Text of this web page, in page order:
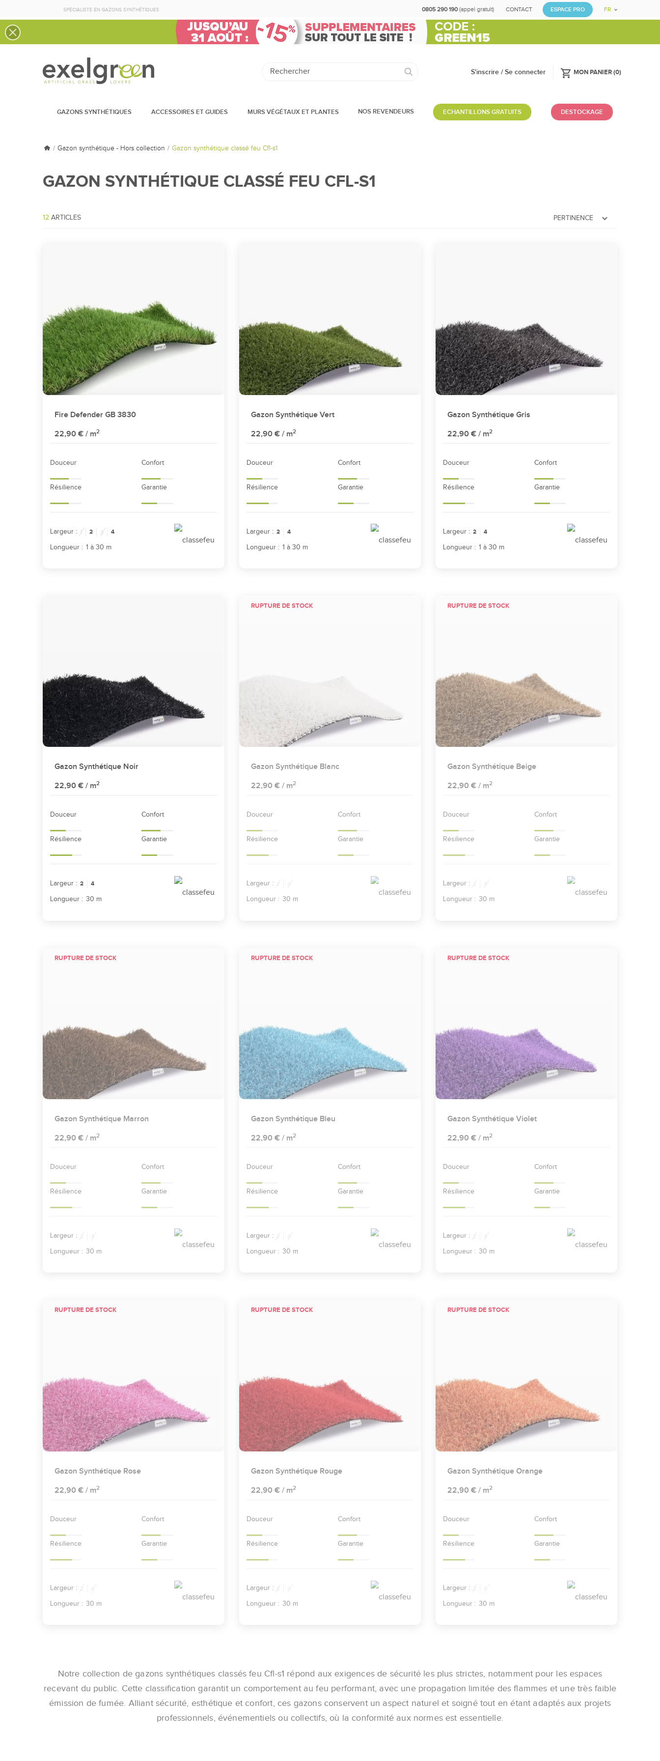
SPÉCIALISTE EN GAZONS SYNTHÉTIQUES ESPACE PRO
CONTACT
0805 290 190(appel gratuit) FR
shopping_cart MON PANIER(0)
S'inscrire / Se connecter
GAZONS SYNTHÉTIQUES ACCESSOIRES ET GUIDES MURS VÉGÉTAUX ET PLANTES NOS REVENDEURS ECHANTILLONS GRATUITS DESTOCKAGE
Gazon synthétique - Hors collection Gazon synthétique classé feu Cfl-s1
GAZON SYNTHÉTIQUE CLASSÉ FEU CFL-S1
12 ARTICLES PERTINENCE expand_more
Fire Defender GB 3830
22,90 € / m2
Douceur
Résilience
Confort
Garantie
Largeur : 1 2 3 4
Longueur : 1 à 30 m
Gazon Synthétique Vert
22,90 € / m2
Douceur
Résilience
Confort
Garantie
Largeur : 2 4
Longueur : 1 à 30 m
Gazon Synthétique Gris
22,90 € / m2
Douceur
Résilience
Confort
Garantie
Largeur : 2 4
Longueur : 1 à 30 m
Gazon Synthétique Noir
22,90 € / m2
Douceur
Résilience
Confort
Garantie
Largeur : 2 4
Longueur : 30 m
RUPTURE DE STOCK
Gazon Synthétique Blanc
22,90 € / m2
Douceur
Résilience
Confort
Garantie
Largeur :
Longueur : 30 m
RUPTURE DE STOCK
Gazon Synthétique Beige
22,90 € / m2
Douceur
Résilience
Confort
Garantie
Largeur :
Longueur : 30 m
RUPTURE DE STOCK
Gazon Synthétique Marron
22,90 € / m2
Douceur
Résilience
Confort
Garantie
Largeur :
Longueur : 30 m
RUPTURE DE STOCK
Gazon Synthétique Bleu
22,90 € / m2
Douceur
Résilience
Confort
Garantie
Largeur :
Longueur : 30 m
RUPTURE DE STOCK
Gazon Synthétique Violet
22,90 € / m2
Douceur
Résilience
Confort
Garantie
Largeur :
Longueur : 30 m
RUPTURE DE STOCK
Gazon Synthétique Rose
22,90 € / m2
Douceur
Résilience
Confort
Garantie
Largeur :
Longueur : 30 m
RUPTURE DE STOCK
Gazon Synthétique Rouge
22,90 € / m2
Douceur
Résilience
Confort
Garantie
Largeur :
Longueur : 30 m
RUPTURE DE STOCK
Gazon Synthétique Orange
22,90 € / m2
Douceur
Résilience
Confort
Garantie
Largeur :
Longueur : 30 m
Notre collection de gazons synthétiques classés feu Cfl-s1 répond aux exigences de sécurité les plus strictes, notamment pour les espaces
recevant du public. Cette classification garantit un comportement au feu performant, avec une propagation limitée des flammes et une très faible
émission de fumée. Alliant sécurité, esthétique et confort, ces gazons conservent un aspect naturel et soigné tout en étant adaptés aux projets
professionnels, événementiels ou collectifs, où la conformité aux normes est essentielle.